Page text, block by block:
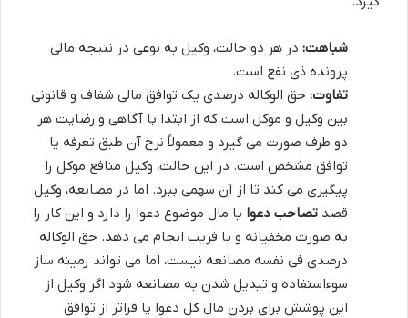
شباهت: در هر دو حالت، وکیل به نوعی در نتیجه مالی
پرونده ذی نفع است.
تفاوت: حق الوکاله درصدی یک توافق مالی شفاف و قانونی
بین وکیل و موکل است که از ابتدا با آگاهی و رضایت هر
دو طرف صورت می گیرد و معمولاً نرخ آن طبق تعرفه یا
توافق مشخص است. در این حالت، وکیل منافع موکل را
پیگیری می کند تا از آن سهمی ببرد. اما در مصانعه، وکیل
قصد تصاحب دعوا یا مال موضوع دعوا را دارد و این کار را
به صورت مخفیانه و با فریب انجام می دهد. حق الوکاله
درصدی فی نفسه مصانعه نیست، اما می تواند زمینه ساز
سوءاستفاده و تبدیل شدن به مصانعه شود اگر وکیل از
این پوشش برای بردن مال کل دعوا یا فراتر از توافق